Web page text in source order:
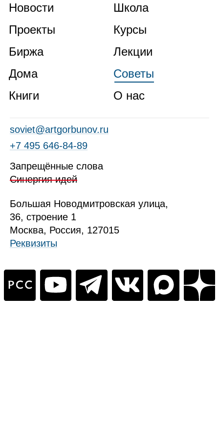
Новости
Проекты
Биржа
Дома
Книги
Школа
Курсы
Лекции
Советы
О нас
soviet@artgorbunov.ru
+7 495 646‑84‑89
Запрещённые слова
Синергия идей
Большая Новодмитровская улица,
36, строение 1
Москва, Россия, 127015
Реквизиты